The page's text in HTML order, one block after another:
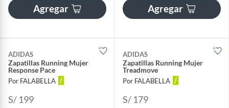
Agregar Agregar
ADIDAS
Zapatillas Running Mujer
Response Pace
Por FALABELLA
S/ 199
ADIDAS
Zapatillas Running Mujer
Treadmove
Por FALABELLA
S/ 179